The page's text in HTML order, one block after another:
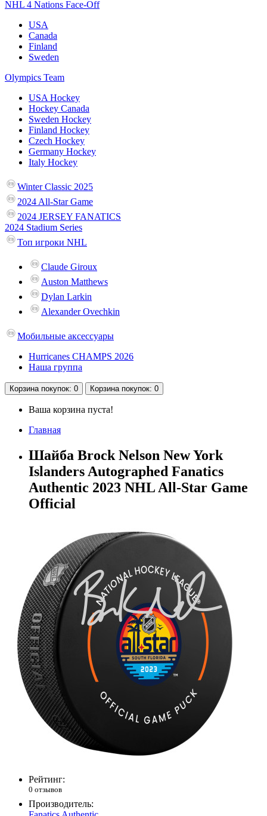
NHL 4 Nations Face-Off
USA
Canada
Finland
Sweden
Olympics Team
USA Hockey
Hockey Canada
Sweden Hockey
Finland Hockey
Czech Hockey
Germany Hockey
Italy Hockey
Winter Classic 2025
2024 All-Star Game
2024 JERSEY FANATICS
2024 Stadium Series
Топ игроки NHL
Claude Giroux
Auston Matthews
Dylan Larkin
Alexander Ovechkin
Мобильные аксессуары
Hurricanes CHAMPS 2026
Наша группа
Корзина покупок: 0 Корзина покупок: 0
Ваша корзина пуста!
Главная
Шайба Brock Nelson New York
Islanders Autographed Fanatics
Authentic 2023 NHL All-Star Game
Official
Рейтинг:
0 отзывов
Производитель: